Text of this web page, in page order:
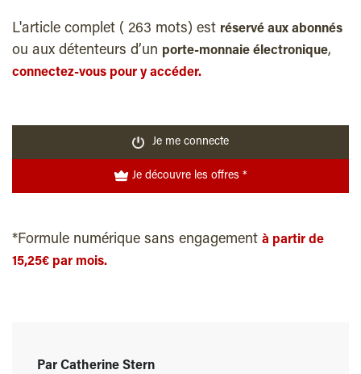
L'article complet ( 263 mots) est réservé aux abonnés
ou aux détenteurs d’un porte-monnaie électronique,
connectez-vous pour y accéder.
Je me connecte
Je découvre les offres *
*Formule numérique sans engagement à partir de
15,25€ par mois.
Par Catherine Stern